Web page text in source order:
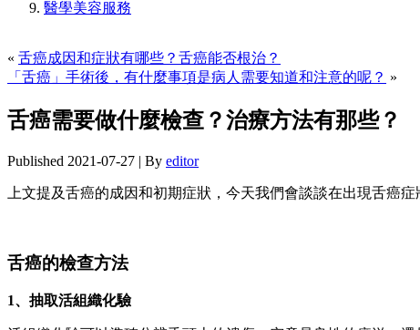
醫學美容服務
« 舌癌成因和症狀有哪些？舌癌能否根治？
「舌癌」手術後，有什麼事項是病人需要知道和注意的呢？ »
舌癌需要做什麼檢查？治療方法有那些？
Published 2021-07-27 | By editor
上文提及舌癌的成因和初期症狀，今天我們會談談在出現舌癌
舌癌的檢查方法
1、抽取活組織化驗